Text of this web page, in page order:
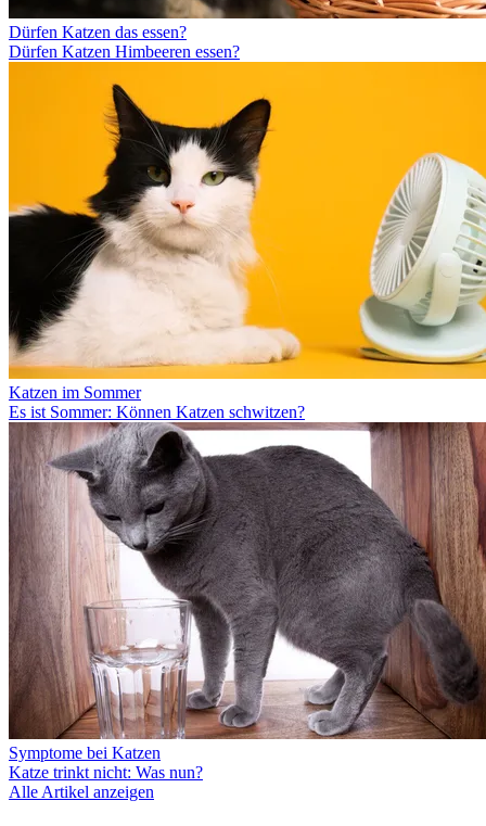
Dürfen Katzen das essen?
Dürfen Katzen Himbeeren essen?
Katzen im Sommer
Es ist Sommer: Können Katzen schwitzen?
Symptome bei Katzen
Katze trinkt nicht: Was nun?
Alle Artikel anzeigen